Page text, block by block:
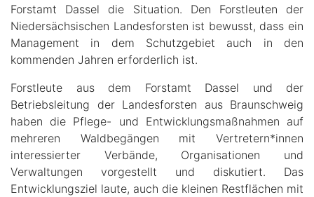
Forstamt Dassel die Situation. Den Forstleuten der
Niedersächsischen Landesforsten ist bewusst, dass ein
Management in dem Schutzgebiet auch in den
kommenden Jahren erforderlich ist.
Forstleute aus dem Forstamt Dassel und der
Betriebsleitung der Landesforsten aus Braunschweig
haben die Pflege- und Entwicklungsmaßnahmen auf
mehreren Waldbegängen mit Vertretern*innen
interessierter Verbände, Organisationen und
Verwaltungen vorgestellt und diskutiert. Das
Entwicklungsziel laute, auch die kleinen Restflächen mit